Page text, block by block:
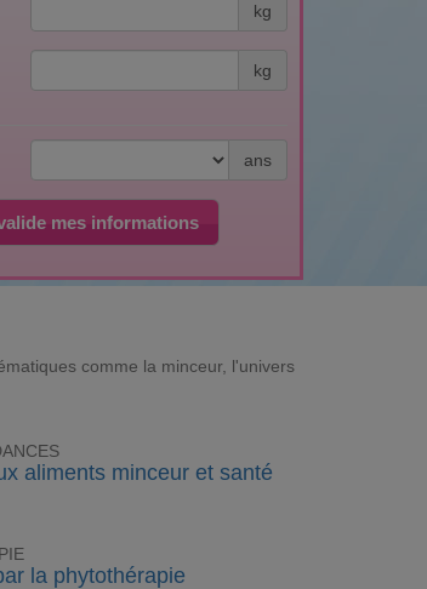
kg
kg
ans
mes informations
comme la minceur, l'univers
aliments minceur et santé
la phytothérapie